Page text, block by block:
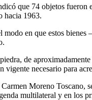
que 74 objetos fueron
hacia 1963.
modo en que estos
de
vigente necesario para
Moreno Toscano,
multilateral y en los